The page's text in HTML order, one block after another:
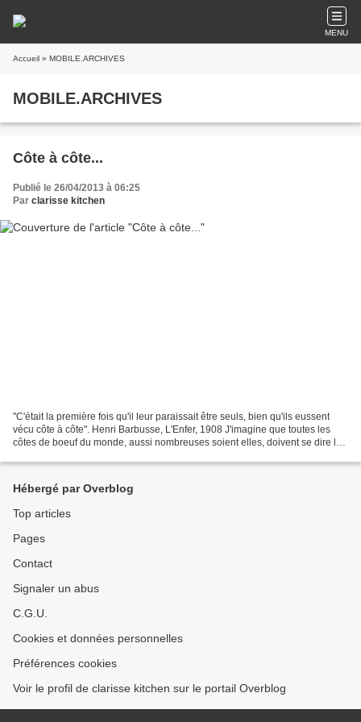
MENU
Accueil » MOBILE.ARCHIVES
MOBILE.ARCHIVES
Côte à côte...
Publié le 26/04/2013 à 06:25
Par clarisse kitchen
"C'était la première fois qu'il leur paraissait être seuls, bien qu'ils eussent
vécu côte à côte". Henri Barbusse, L'Enfer, 1908 J'imagine que toutes les
côtes de boeuf du monde, aussi nombreuses soient elles, doivent se dire la
Hébergé par Overblog
Top articles
Pages
Contact
Signaler un abus
C.G.U.
Cookies et données personnelles
Préférences cookies
Voir le profil de clarisse kitchen sur le portail Overblog